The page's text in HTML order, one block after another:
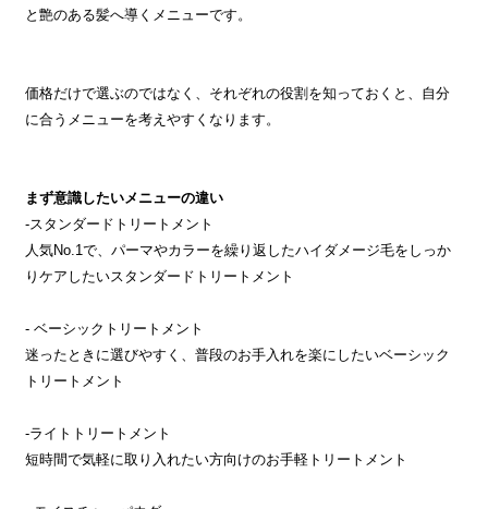
と艶のある髪へ導くメニューです。
価格だけで選ぶのではなく、それぞれの役割を知っておくと、自分
に合うメニューを考えやすくなります。
まず意識したいメニューの違い
-スタンダードトリートメント
人気No.1で、パーマやカラーを繰り返したハイダメージ毛をしっか
りケアしたいスタンダードトリートメント
- ベーシックトリートメント
迷ったときに選びやすく、普段のお手入れを楽にしたいベーシック
トリートメント
-ライトトリートメント
短時間で気軽に取り入れたい方向けのお手軽トリートメント